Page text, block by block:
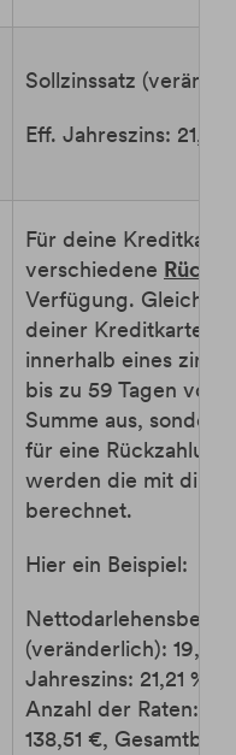
Sollzinssatz
Eff. Jahreszins: 21,21
Für deine
verschiedene
Verfügung. Gleichst
deiner
innerhalb eines
bis zu 59 Tagen
Summe aus,
für eine
werden die mit dir
berechnet.
Hier ein Beispiel:
(veränderlich): 19,39
Jahreszins: 21,21 %,
Anzahl der Raten:
138,51 €,